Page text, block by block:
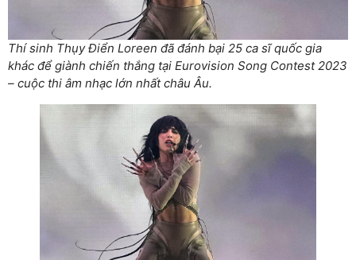
Thí sinh Thụy Điển Loreen đã đánh bại 25 ca sĩ quốc gia
khác để giành chiến thắng tại Eurovision Song Contest 2023
– cuộc thi âm nhạc lớn nhất châu Âu.